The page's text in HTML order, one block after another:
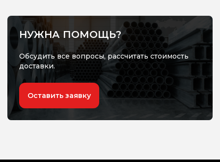
НУЖНА ПОМОЩЬ?
Обсудить все вопросы, рассчитать стоимость
доставки.
Оставить заявку